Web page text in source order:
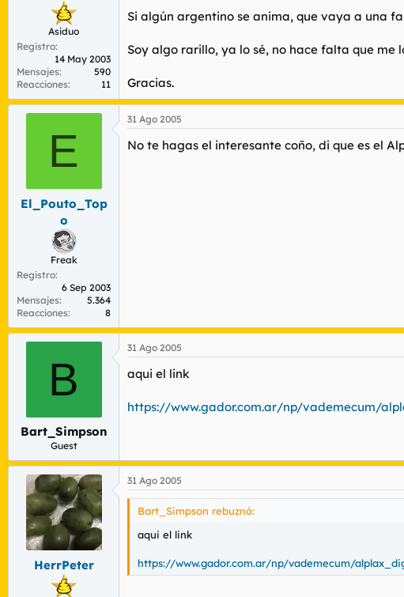
m
Asiduo
Registro
14 May 2003
Mensajes
590
Reacciones
11
Si algún argentino se anima, que vaya a una
Soy algo rarillo, ya lo sé, no hace falta que me
Gracias.
E
El_Pouto_Top
o
Freak
Registro
6 Sep 2003
Mensajes
5.364
Reacciones
8
31 Ago 2005
No te hagas el interesante coño, di que es el
B
Bart_Simpson
Guest
31 Ago 2005
aqui el link
https://www.gador.com.ar/np/vademecum/
HerrPeter
31 Ago 2005
Bart_Simpson rebuznó:
aqui el link
https://www.gador.com.ar/np/vademecum/